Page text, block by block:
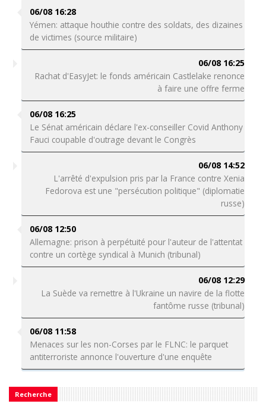
06/08 16:28
Yémen: attaque houthie contre des soldats, des dizaines
de victimes (source militaire)
06/08 16:25
Rachat d'EasyJet: le fonds américain Castlelake renonce
à faire une offre ferme
06/08 16:25
Le Sénat américain déclare l'ex-conseiller Covid Anthony
Fauci coupable d'outrage devant le Congrès
06/08 14:52
L'arrêté d'expulsion pris par la France contre Xenia
Fedorova est une "persécution politique" (diplomatie
russe)
06/08 12:50
Allemagne: prison à perpétuité pour l'auteur de l'attentat
contre un cortège syndical à Munich (tribunal)
06/08 12:29
La Suède va remettre à l'Ukraine un navire de la flotte
fantôme russe (tribunal)
06/08 11:58
Menaces sur les non-Corses par le FLNC: le parquet
antiterroriste annonce l'ouverture d'une enquête
Recherche